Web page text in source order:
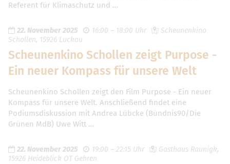
Referent für Klimaschutz und …
22. November 2025 16:00 – 18:00 Uhr
Scheunenkino
Schollen, 15926 Luckau
Scheunenkino Schollen zeigt Purpose -
Ein neuer Kompass für unsere Welt
Scheunenkino Schollen zeigt den Film Purpose - Ein neuer
Kompass für unsere Welt. Anschließend findet eine
Podiumsdiskussion mit Andrea Lübcke (Bündnis90/Die
Grünen MdB) Uwe Witt …
22. November 2025 19:00 – 22:15 Uhr
Gasthaus Raunigk,
15926 Heideblick OT Gehren